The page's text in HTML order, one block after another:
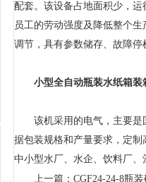
配套。该设备占地面积少，
员工的劳动强度及降低整个
调节，具有参数储存、故障停
小型全自动瓶装水纸箱装
该机采用的电气，主要是国
据包装规格和产量要求，定
中小型水厂、水企、饮料厂
上一篇： CGF24-24-8瓶